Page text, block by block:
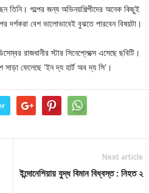
তিনি। গল্পের জন্য অভিনয়শিল্পীদের অনেক কিছুই
দর্শকরা বেশ ভালোভাবেই বুঝতে পারবেন বিষয়টা।
রাজধানীর স্টার সিনেপ্লেক্সে এসেছে ছবিটি।
ফেলেছে ‌‘ইন দ্য হার্ট অব দ্য সি’।
Next article
ইন্দোনেশিয়ায় যুদ্ধ বিমান বিধ্বস্ত : নিহত ২